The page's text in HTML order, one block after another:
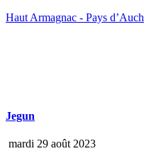
Haut Armagnac - Pays d’Auch
Jegun
mardi 29 août 2023